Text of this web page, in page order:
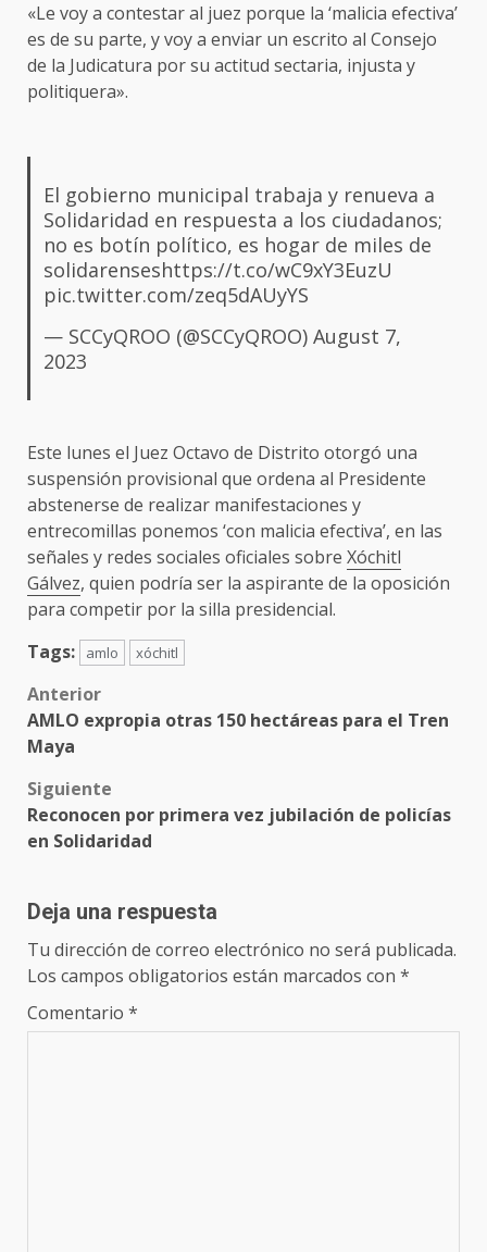
«Le voy a contestar al juez porque la ‘malicia efectiva’
es de su parte, y voy a enviar un escrito al Consejo
de la Judicatura por su actitud sectaria, injusta y
politiquera».
El gobierno municipal trabaja y renueva a
Solidaridad en respuesta a los ciudadanos;
no es botín político, es hogar de miles de
solidarenseshttps://t.co/wC9xY3EuzU
pic.twitter.com/zeq5dAUyYS
— SCCyQROO (@SCCyQROO) August 7,
2023
Este lunes el Juez Octavo de Distrito otorgó una
suspensión provisional que ordena al Presidente
abstenerse de realizar manifestaciones y
entrecomillas ponemos ‘con malicia efectiva’, en las
señales y redes sociales oficiales sobre Xóchitl
Gálvez, quien podría ser la aspirante de la oposición
para competir por la silla presidencial.
Tags:
amlo xóchitl
Post
navigation
Anterior
AMLO expropia otras 150 hectáreas para el Tren
Maya
Siguiente
Reconocen por primera vez jubilación de policías
en Solidaridad
Deja una respuesta
Tu dirección de correo electrónico no será publicada.
Los campos obligatorios están marcados con *
Comentario *